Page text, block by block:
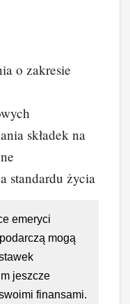
o zakresie
składek na
standardu życia
emeryci
mogą
jeszcze
finansami.